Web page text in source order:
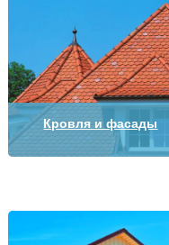
Кровля и фасады